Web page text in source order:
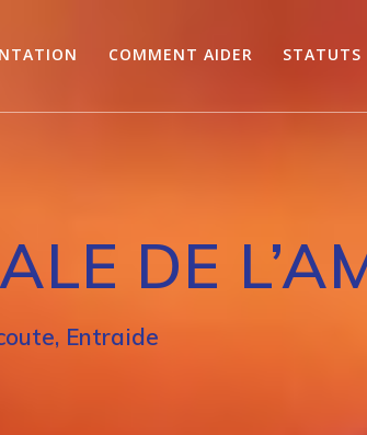
COMMENT AIDER STATUTS
DE
Entraide